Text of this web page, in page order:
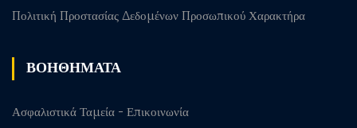
Πολιτική Προστασίας Δεδομένων Προσωπικού Χαρακτήρα
ΒΟΗΘΗΜΑΤΑ
Ασφαλιστικά Ταμεία - Επικοινωνία